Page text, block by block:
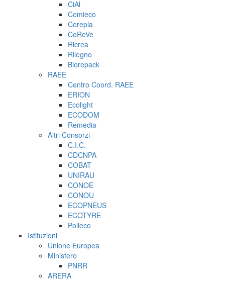
CiAl
Comieco
Corepla
CoReVe
Ricrea
Rilegno
Biorepack
RAEE
Centro Coord. RAEE
ERION
Ecolight
ECODOM
Remedia
Altri Consorzi
C.I.C.
CDCNPA
COBAT
UNIRAU
CONOE
CONOU
ECOPNEUS
ECOTYRE
Polieco
Istituzioni
Unione Europea
Ministero
PNRR
ARERA